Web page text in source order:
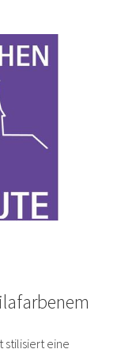
stilisiert eine